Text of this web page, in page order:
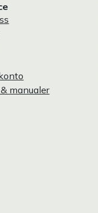
manualer